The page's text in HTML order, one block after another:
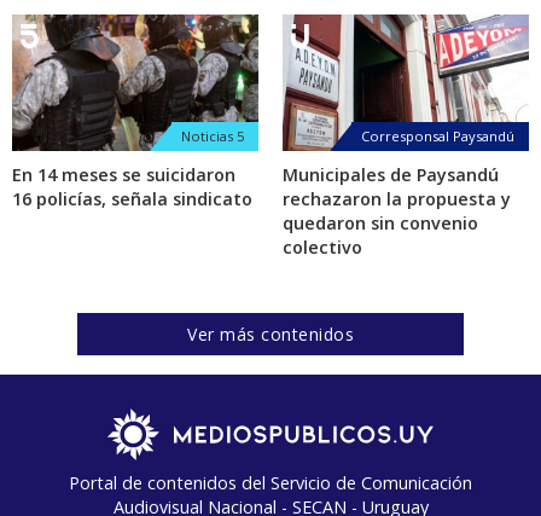
Noticias 5
En 14 meses se suicidaron
16 policías, señala sindicato
Corresponsal Paysandú
Municipales de Paysandú
rechazaron la propuesta y
quedaron sin convenio
colectivo
Ver más contenidos
Portal de contenidos del Servicio de Comunicación
Audiovisual Nacional - SECAN - Uruguay